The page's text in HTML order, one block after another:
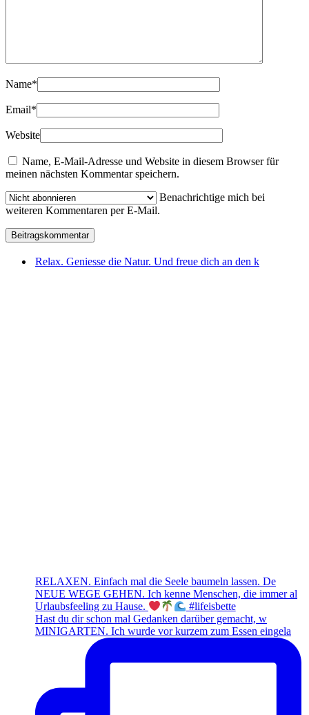
Name*
Email*
Website
Name, E-Mail-Adresse und Website in diesem Browser für
meinen nächsten Kommentar speichern.
Benachrichtige mich bei
weiteren Kommentaren per E-Mail.
Relax. Geniesse die Natur. Und freue dich an den k
RELAXEN. Einfach mal die Seele baumeln lassen. De
NEUE WEGE GEHEN. Ich kenne Menschen, die immer al
Urlaubsfeeling zu Hause.
#lifeisbette
Hast du dir schon mal Gedanken darüber gemacht, w
MINIGARTEN. Ich wurde vor kurzem zum Essen eingela